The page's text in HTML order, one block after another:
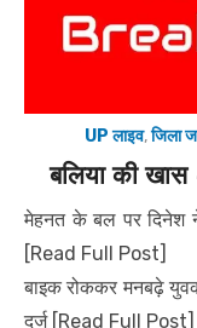
UP लाइव,जिला
बलिया की
मेहनत के बल पर दिनेश
[Read Full Post]
बाइक रोककर मनबढ़े
दर्ज [Read Full Post]